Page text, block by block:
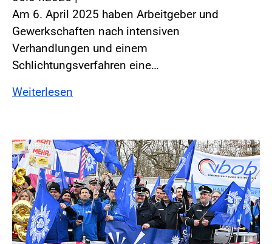
Am 6. April 2025 haben Arbeitgeber und
Gewerkschaften nach intensiven
Verhandlungen und einem
Schlichtungsverfahren eine…
Weiterlesen
Foto:Foto: Windmüller